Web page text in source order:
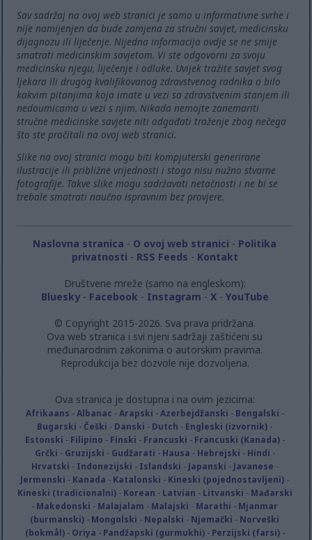
Sav sadržaj na ovoj web stranici je samo u informativne svrhe i
nije namijenjen da bude zamjena za stručni savjet, medicinsku
dijagnozu ili liječenje. Nijedna informacija ovdje se ne smije
smatrati medicinskim savjetom. Vi ste odgovorni za svoju
medicinsku njegu, liječenje i odluke. Uvijek tražite savjet svog
ljekara ili drugog kvalifikovanog zdravstvenog radnika o bilo
kakvim pitanjima koja imate u vezi sa zdravstvenim stanjem ili
nedoumicama u vezi s njim. Nikada nemojte zanemariti
stručne medicinske savjete niti odgađati traženje zbog nečega
što ste pročitali na ovoj web stranici.
Slike na ovoj stranici mogu biti kompjuterski generirane
ilustracije ili približne vrijednosti i stoga nisu nužno stvarne
fotografije. Takve slike mogu sadržavati netačnosti i ne bi se
trebale smatrati naučno ispravnim bez provjere.
Naslovna stranica - O ovoj web stranici - Politika
privatnosti - RSS Feeds - Kontakt
Društvene mreže (samo na engleskom):
Bluesky- Facebook - Instagram - X- YouTube
© Copyright 2015-2026. Sva prava pridržana.
Ova web stranica i svi njeni sadržaji zaštićeni su
međunarodnim zakonima o autorskim pravima.
Reprodukcija bez dozvole nije dozvoljena.
Ova stranica je dostupna i na ovim jezicima:
Afrikaans -Albanac -Arapski -Azerbejdžanski - Bengalski -
Bugarski - Češki - Danski - Dutch - Engleski (izvornik) -
Estonski - Filipino - Finski - Francuski - Francuski (Kanada)-
Grčki - Gruzijski - Gudžarati - Hausa - Hebrejski - Hindi -
Hrvatski - Indonezijski - Islandski - Japanski - Javanese -
Jermenski - Kanada - Katalonski - Kineski (pojednostavljeni) -
Kineski (tradicionalni)- Korean - Latvian - Litvanski - Mađarski
- Makedonski - Malajalam - Malajski - Marathi - Mjanmar
(burmanski) - Mongolski - Nepalski - Njemački - Norveški
(bokmål)- Oriya - Pandžapski (gurmukhi)- Perzijski (farsi)-